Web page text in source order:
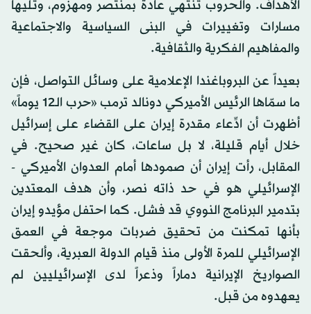
الأهداف. والحروب تنتهي عادةً بمنتصر ومهزوم، وتليها
مسارات وتغييرات في البنى السياسية والاجتماعية
والمفاهيم الفكرية والثقافية.
بعيداً عن البروباغندا الإعلامية على وسائل التواصل، فإن
ما سمّاها الرئيس الأميركي دونالد ترمب «حرب الـ12 يوماً»
أظهرت أن ادِّعاء مقدرة إيران على القضاء على إسرائيل
خلال أيام قليلة، لا بل ساعات، كان غير صحيح. في
المقابل، رأت إيران أن صمودها أمام العدوان الأميركي -
الإسرائيلي هو في حد ذاته نصر، وأن هدف المعتدين
بتدمير البرنامج النووي قد فشل. كما احتفل مؤيدو إيران
بأنها تمكنت من تحقيق ضربات موجعة في العمق
الإسرائيلي للمرة الأولى منذ قيام الدولة العبرية، وألحقت
الصواريخ الإيرانية دماراً وذعراً لدى الإسرائيليين لم
يعهدوه من قبل.